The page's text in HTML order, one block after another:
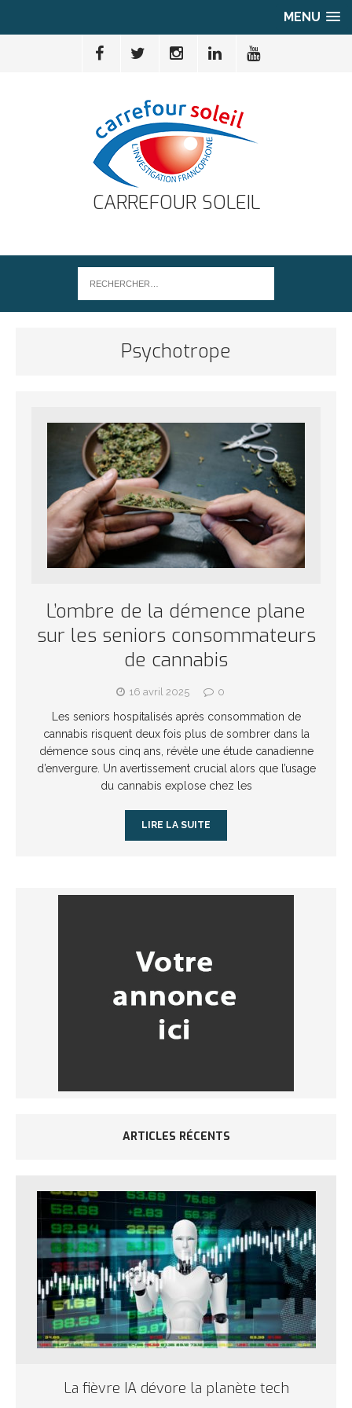
MENU
CARREFOUR SOLEIL
Psychotrope
L’ombre de la démence plane
sur les seniors consommateurs
de cannabis
16 avril 2025 0
Les seniors hospitalisés après consommation de
cannabis risquent deux fois plus de sombrer dans la
démence sous cinq ans, révèle une étude canadienne
d’envergure. Un avertissement crucial alors que l’usage
du cannabis explose chez les
LIRE LA SUITE
ARTICLES RÉCENTS
La fièvre IA dévore la planète tech